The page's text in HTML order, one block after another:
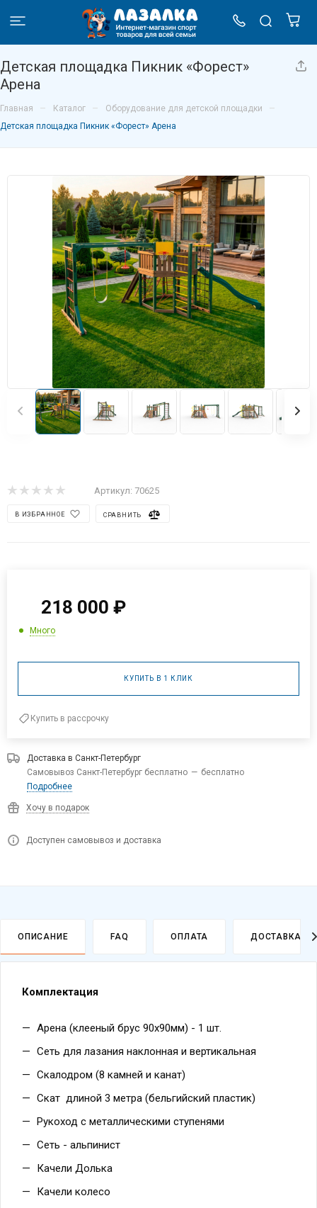
Детская площадка Пикник «Форест»
Арена
Главная – Каталог – Оборудование для детской площадки –
Детская площадка Пикник «Форест» Арена
Артикул: 70625
В ИЗБРАННОЕ СРАВНИТЬ
218 000 ₽
Много
КУПИТЬ В 1 КЛИК
Купить в рассрочку
Доставка в Санкт-Петербург
Самовывоз Санкт-Петербург бесплатно — бесплатно
Подробнее
Хочу в подарок
Доступен самовывоз и доставка
ОПИСАНИЕ FAQ ОПЛАТА ДОСТАВКА
Комплектация
Арена (клееный брус 90х90мм) - 1 шт.
Сеть для лазания наклонная и вертикальная
Скалодром (8 камней и канат)
Скат длиной 3 метра (бельгийский пластик)
Рукоход с металлическими ступенями
Сеть - альпинист
Качели Долька
Качели колесо